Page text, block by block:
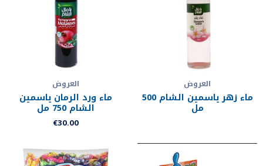
العروض
ماء زهر ياسمين الشام 500
مل
العروض
ماء ورد الرمان ياسمين
الشام 750 مل
€30.00